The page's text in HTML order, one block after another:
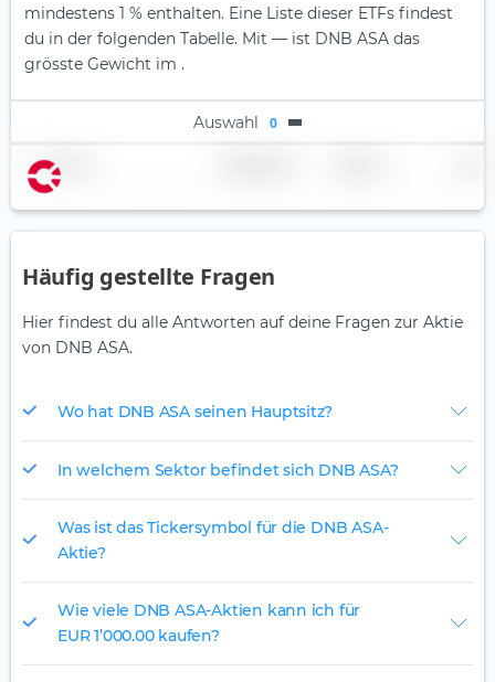
mindestens 1 % enthalten. Eine Liste dieser ETFs findest
du in der folgenden Tabelle. Mit — ist DNB ASA das
grösste Gewicht im .
Auswahl 0
Name
Häufig gestellte Fragen
Hier findest du alle Antworten auf deine Fragen zur Aktie
von DNB ASA.
Wo hat DNB ASA seinen Hauptsitz?
In welchem Sektor befindet sich DNB ASA?
Was ist das Tickersymbol für die DNB ASA-
Aktie?
Wie viele DNB ASA-Aktien kann ich für
EUR 1’000.00 kaufen?